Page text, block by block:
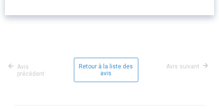
Avis
précédent
Retour à la liste des
avis
Avis suivant